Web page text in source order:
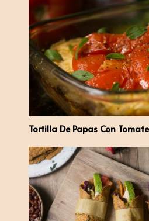
Tortilla De Papas Con